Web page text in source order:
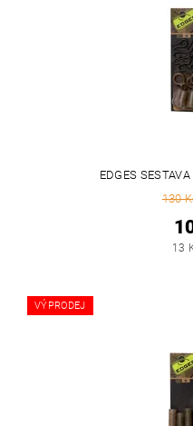
EDGES
130
13
VÝPRODEJ